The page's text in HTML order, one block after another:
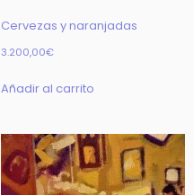
Cervezas y naranjadas
3.200,00€
Añadir al carrito